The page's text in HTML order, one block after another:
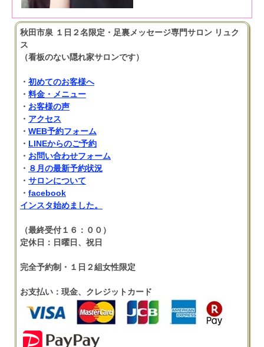
秋田市泉 １日２名限定・足裏メッセージ専門サロン リュク
ス
（看板のない隠れ家サロンです）
・ 初めてのお客様へ
・ 料金・メニュー
・ お客様の声
・ アクセス
・ WEB予約フォーム
・ LINEからのご予約
・ お問い合わせフォーム
・ ８月の最新予約状況
・ サロンについて
・ facebook
インスタ始めました。
（最終受付１６：００）
定休日：日曜日、祝日
完全予約制・１日２組女性限定
お支払い：現金、クレジットカード